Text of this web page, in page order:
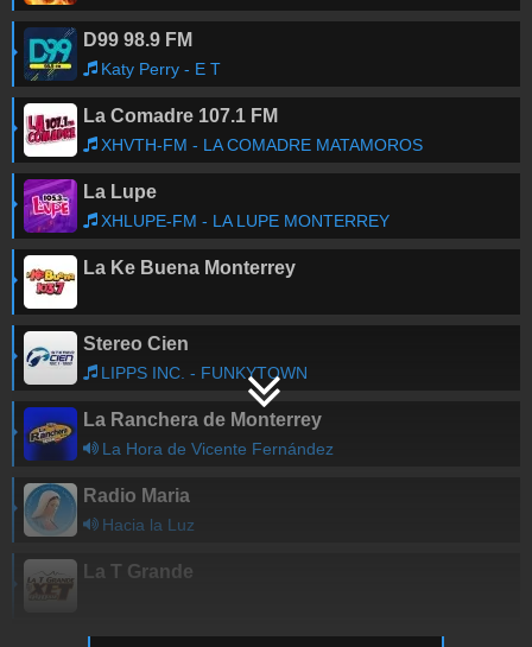
D99 98.9 FM
Katy Perry - E T
La Comadre 107.1 FM
XHVTH-FM - LA COMADRE MATAMOROS
La Lupe
XHLUPE-FM - LA LUPE MONTERREY
La Ke Buena Monterrey
Stereo Cien
LIPPS INC. - FUNKYTOWN
La Ranchera de Monterrey
La Hora de Vicente Fernández
Radio Maria
Hacia la Luz
La T Grande